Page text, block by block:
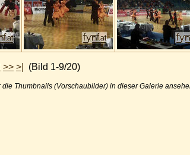
>> >| (Bild 1-9/20)
die Thumbnails (Vorschaubilder) in dieser Galerie